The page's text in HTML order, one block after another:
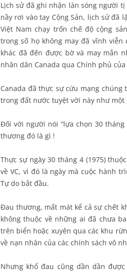
Lịch sử đã ghi nhận làn sóng người
nầy rơi vào tay Cộng Sản, lịch sử đã
Việt Nam chạy trốn chế độ cộng
trong số họ không may đã vĩnh
khác đã đến được bờ và may mắn
nhân dân Canada qua Chính phủ
Canada đã thực sự cứu mạng
trong đất nước tuyệt vời này như
Ðối với người nói “lựa chọn 30 tháng
thương đó là gì !
Thực sự ngày 30 tháng 4 (1975)
về VC, vì đó là ngày mà cuộc hành
Tự do bắt đầu.
Đau thương, mất mát kể cả sự chết
không thuộc về những ai đã chưa
trên biển hoặc xuyên qua các khu
về nạn nhân của các chính sách vô
Nhưng khổ đau cũng dần dần